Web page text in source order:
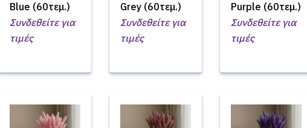
Blue (60τεμ.)
Συνδεθείτε για
τιμές
Grey (60τεμ.)
Συνδεθείτε για
τιμές
Purple (60τεμ.)
Συνδεθείτε για
τιμές